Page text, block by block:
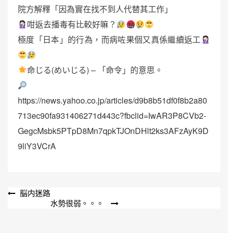
院方解釋「因為實在找不到人代替其工作」
咁返去播毒有比較好嘛？
極度「日本」的行為，而病咗果個又真係繼續返工
命じる(めいじる) – 「命令」的意思。
https://news.yahoo.co.jp/articles/d9b8b51df0f8b2a80
713ec90fa931406271d443c?fbclid=IwAR3P8CVb2-
GegcMsbk5PTpD8Mn7qpkTJOnDHlt2ks3AFzAyK9D
9liY3VCrA
文 脳内迷路
水勢很弱。。。